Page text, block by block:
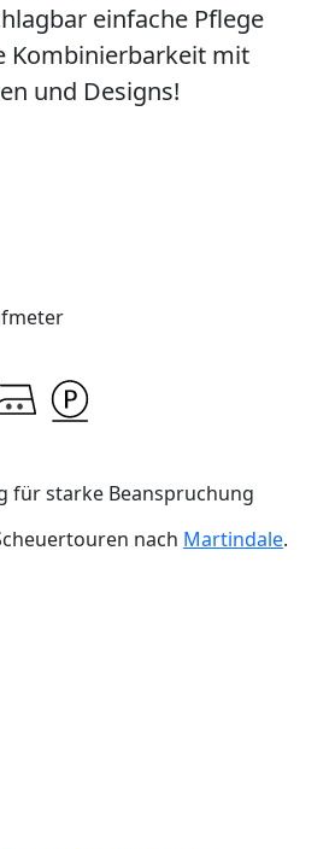
einfache Pflege
Kombinierbarkeit mit
und Designs!
für starke Beanspruchung
nach Martindale.